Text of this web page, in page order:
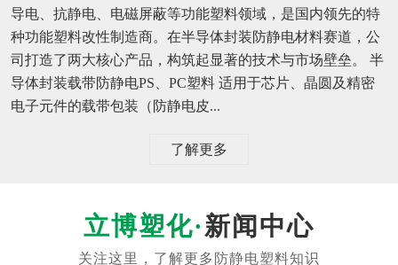
导电、抗静电、电磁屏蔽等功能塑料领域，是国内领先的特
种功能塑料改性制造商。在半导体封装防静电材料赛道，公
司打造了两大核心产品，构筑起显著的技术与市场壁垒。 半
导体封装载带防静电PS、PC塑料 适用于芯片、晶圆及精密
电子元件的载带包装（防静电皮...
了解更多
新闻中心